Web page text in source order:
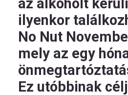
az alkoholt
ilyenkor
No Nut
mely az egy
Ez utóbbinak